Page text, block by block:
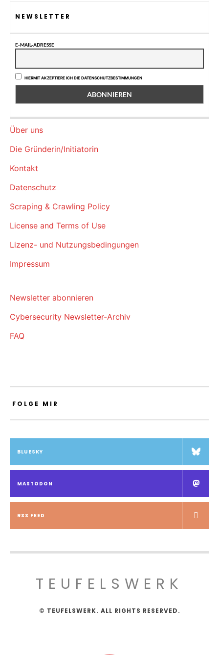
NEWSLETTER
E-MAIL-ADRESSE
HIERMIT AKZEPTIERE ICH DIE DATENSCHUTZBESTIMMUNGEN
Über uns
Die Gründerin/Initiatorin
Kontakt
Datenschutz
Scraping & Crawling Policy
License and Terms of Use
Lizenz- und Nutzungsbedingungen
Impressum
Newsletter abonnieren
Cybersecurity Newsletter-Archiv
FAQ
FOLGE MIR
BLUESKY
MASTODON
RSS FEED
TEUFELSWERK
© TEUFELSWERK. ALL RIGHTS RESERVED.